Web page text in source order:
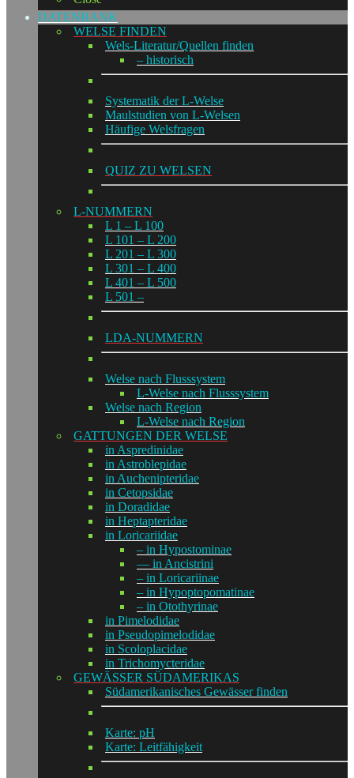
DATENBANK
WELSE FINDEN
Wels-Literatur/Quellen finden
– historisch
Systematik der L-Welse
Maulstudien von L-Welsen
Häufige Welsfragen
QUIZ ZU WELSEN
L-NUMMERN
L 1 – L 100
L 101 – L 200
L 201 – L 300
L 301 – L 400
L 401 – L 500
L 501 –
LDA-NUMMERN
Welse nach Flusssystem
L-Welse nach Flusssystem
Welse nach Region
L-Welse nach Region
GATTUNGEN DER WELSE
in Aspredinidae
in Astroblepidae
in Auchenipteridae
in Cetopsidae
in Doradidae
in Heptapteridae
in Loricariidae
– in Hypostominae
— in Ancistrini
– in Loricariinae
– in Hypoptopomatinae
– in Otothyrinae
in Pimelodidae
in Pseudopimelodidae
in Scoloplacidae
in Trichomycteridae
GEWÄSSER SÜDAMERIKAS
Südamerikanisches Gewässer finden
Karte: pH
Karte: Leitfähigkeit